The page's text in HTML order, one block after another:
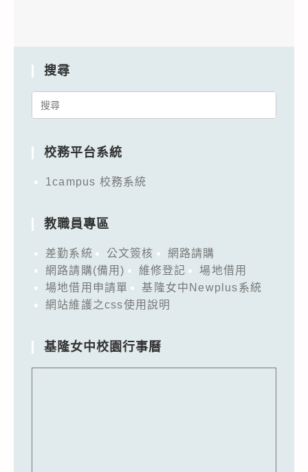
搜尋
Search
校務平台系統
1campus 校務系統
教職員專區
差勤系統 公文簽核
網路請購
網路請購(備用)
維修登記
場地借用
場地借用申請單
基隆女中Newplus系統
網站維護之css使用說明
基隆女中校園行事曆